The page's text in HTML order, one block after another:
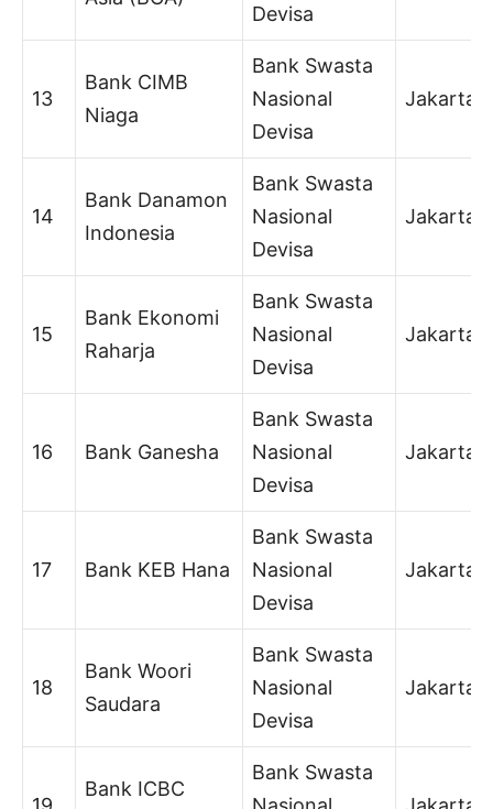
Devisa
13
Bank CIMB
Niaga
Bank Swasta
Nasional
Devisa
Jakarta
14
Bank Danamon
Indonesia
Bank Swasta
Nasional
Devisa
Jakarta
15
Bank Ekonomi
Raharja
Bank Swasta
Nasional
Devisa
Jakarta
16 Bank Ganesha
Bank Swasta
Nasional
Devisa
Jakarta
17 Bank KEB Hana
Bank Swasta
Nasional
Devisa
Jakarta
18
Bank Woori
Saudara
Bank Swasta
Nasional
Devisa
Jakarta
Bank ICBC
Bank Swasta